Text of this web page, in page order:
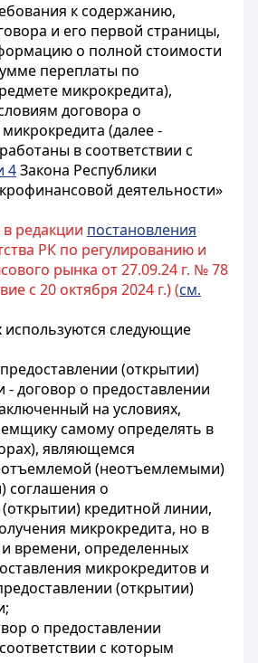
к содержанию,
и его первой страницы,
о полной стоимости
переплаты по
микрокредита),
договора о
(далее -
в соответствии с
4Закона Республики
деятельности»
редакции постановления
РК по регулированию и
рынка от 27.09.24 г. № 78
с 20 октября 2024 г.) (см.
используются следующие
(открытии)
- договор о предоставлении
на условиях,
самому определять в
являющемся
(неотъемлемыми)
соглашения о
кредитной линии,
микрокредита, но в
времени, определенных
микрокредитов и
(открытии)
о предоставлении
с которым